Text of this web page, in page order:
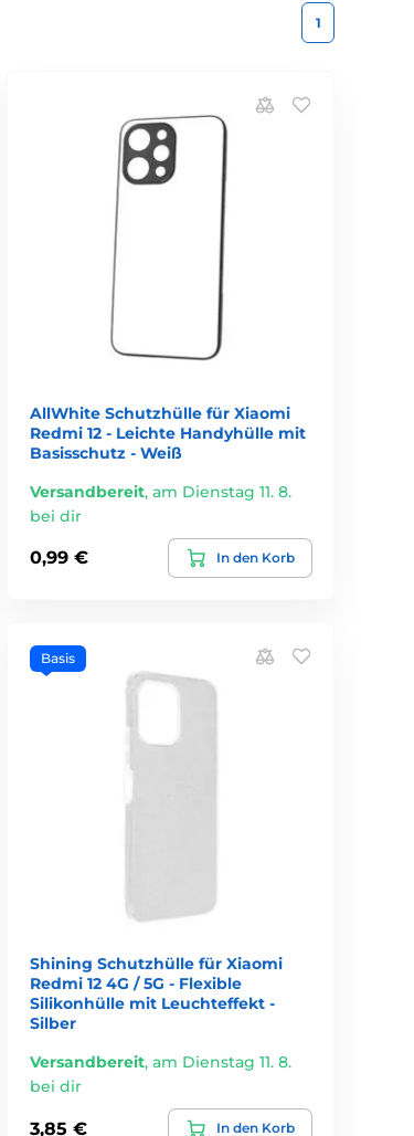
1
AllWhite Schutzhülle für Xiaomi
Redmi 12 - Leichte Handyhülle mit
Basisschutz - Weiß
Versandbereit,am Dienstag 11. 8.
bei dir
0,99 € In den Korb
Basis
Shining Schutzhülle für Xiaomi
Redmi 12 4G / 5G - Flexible
Silikonhülle mit Leuchteffekt -
Silber
Versandbereit,am Dienstag 11. 8.
bei dir
3,85 € In den Korb